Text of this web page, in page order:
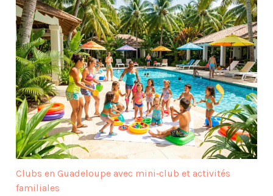
Clubs en Guadeloupe avec mini‑club et activités
familiales